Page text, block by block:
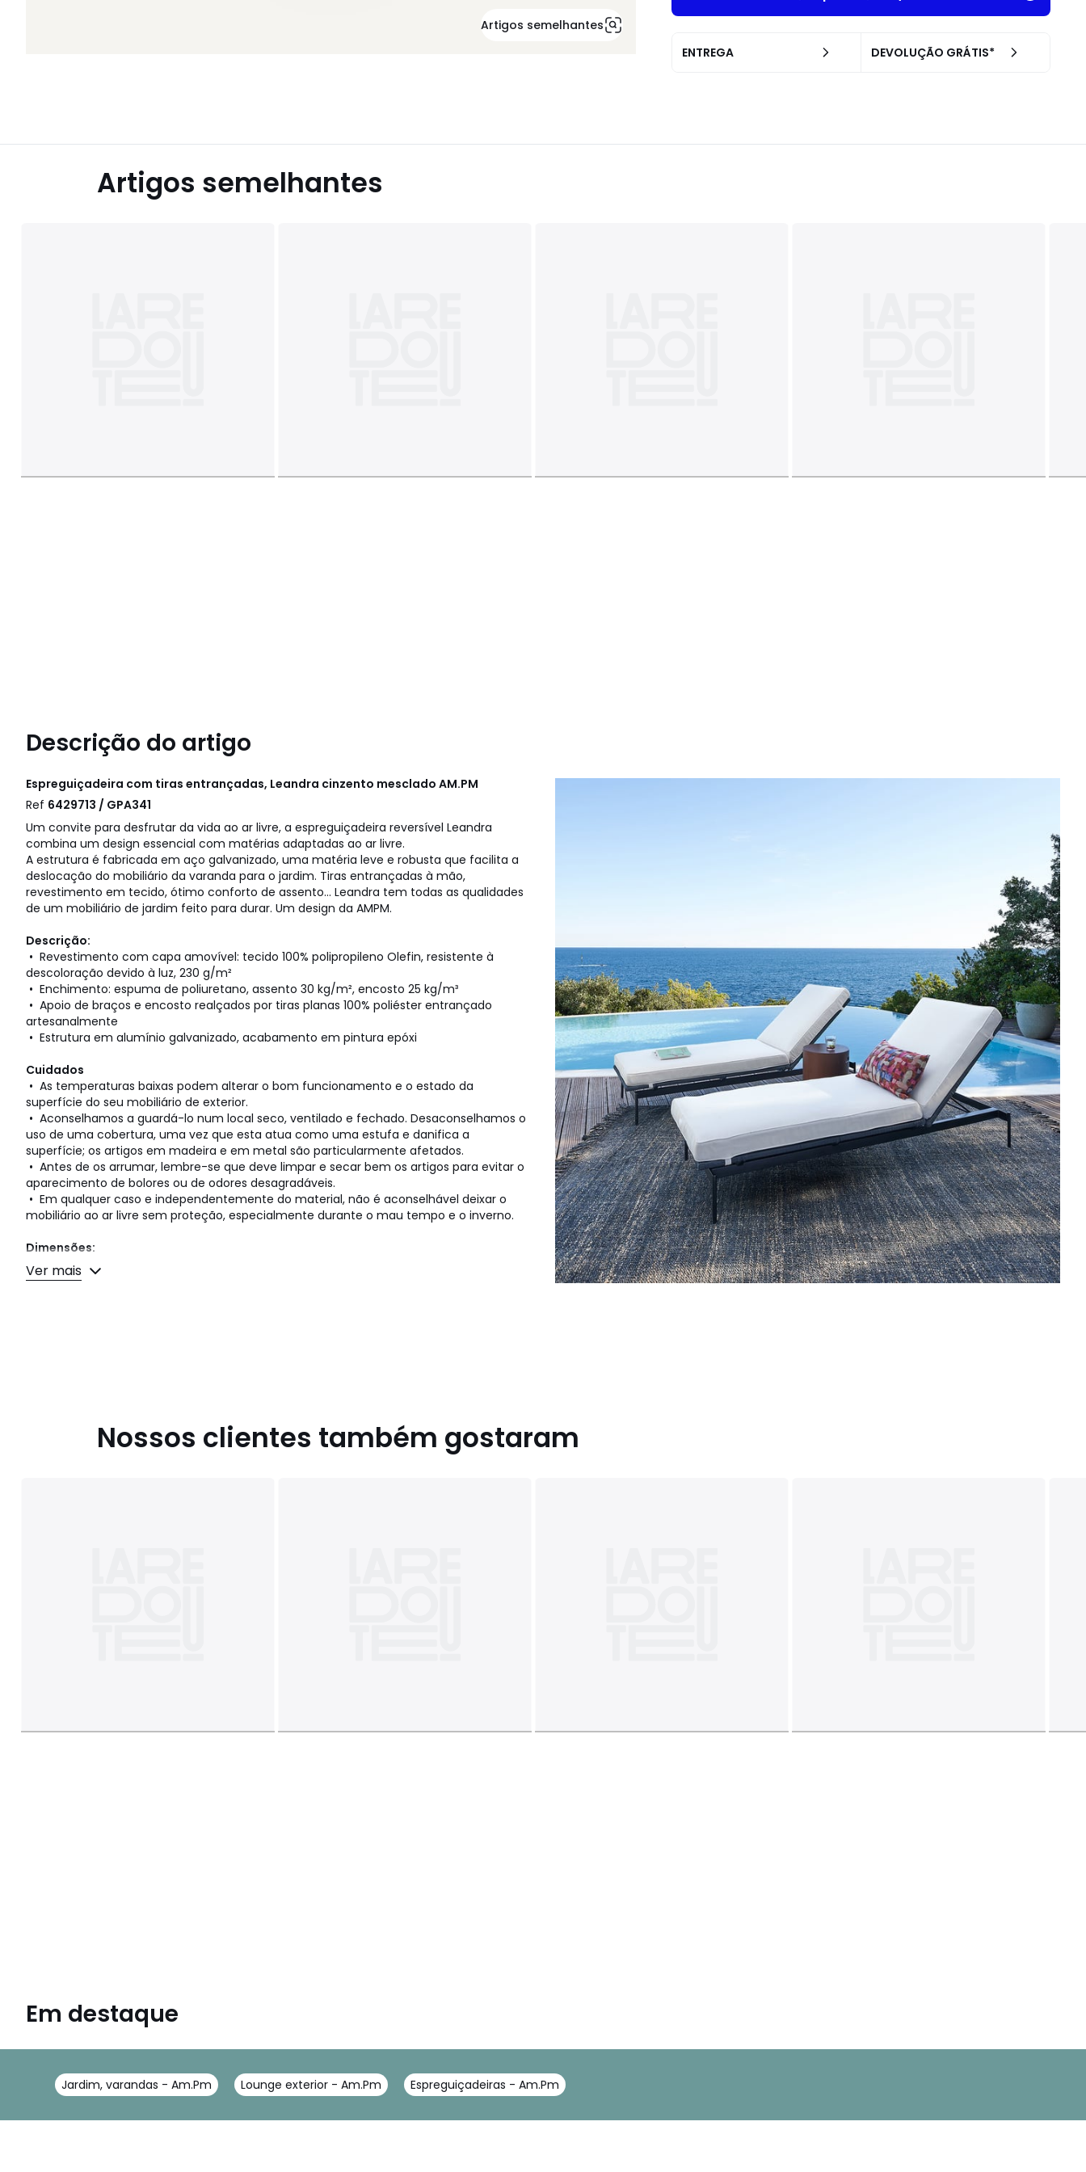
Artigos semelhantes
ENTREGA DEVOLUÇÃO GRÁTIS*
Artigos semelhantes
Descrição do artigo
Espreguiçadeira com tiras entrançadas, Leandra cinzento mesclado AM.PM
Ref 6429713 / GPA341
Um convite para desfrutar da vida ao ar livre, a espreguiçadeira reversível Leandra
combina um design essencial com matérias adaptadas ao ar livre.
A estrutura é fabricada em aço galvanizado, uma matéria leve e robusta que facilita a
deslocação do mobiliário da varanda para o jardim. Tiras entrançadas à mão,
revestimento em tecido, ótimo conforto de assento... Leandra tem todas as qualidades
de um mobiliário de jardim feito para durar. Um design da AMPM.
Descrição:
• Revestimento com capa amovível: tecido 100% polipropileno Olefin, resistente à
descoloração devido à luz, 230 g/m²
• Enchimento: espuma de poliuretano, assento 30 kg/m², encosto 25 kg/m³
• Apoio de braços e encosto realçados por tiras planas 100% poliéster entrançado
artesanalmente
• Estrutura em alumínio galvanizado, acabamento em pintura epóxi
Cuidados
• As temperaturas baixas podem alterar o bom funcionamento e o estado da
superfície do seu mobiliário de exterior.
• Aconselhamos a guardá-lo num local seco, ventilado e fechado. Desaconselhamos o
uso de uma cobertura, uma vez que esta atua como uma estufa e danifica a
superfície; os artigos em madeira e em metal são particularmente afetados.
• Antes de os arrumar, lembre-se que deve limpar e secar bem os artigos para evitar o
aparecimento de bolores ou de odores desagradáveis.
• Em qualquer caso e independentemente do material, não é aconselhável deixar o
mobiliário ao ar livre sem proteção, especialmente durante o mau tempo e o inverno.
Dimensões:
• Comprimento: 207 cm
• Altura: 35 cm
Cinzento mesclado
Ver mais
Nossos clientes também gostaram
Em destaque
Jardim, varandas - Am.Pm Lounge exterior - Am.Pm Espreguiçadeiras - Am.Pm